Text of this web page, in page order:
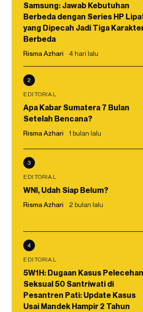
Samsung: Jawab Kebutuhan
Berbeda dengan Series HP
yang Dipecah Jadi Tiga
Berbeda
Risma Azhari 4 hari lalu
2
EDITORIAL
Apa Kabar Sumatera 7 Bulan
Setelah Bencana?
Risma Azhari 1 bulan lalu
3
EDITORIAL
WNI, Udah Siap Belum?
Risma Azhari 2 bulan lalu
4
EDITORIAL
5W1H: Dugaan Kasus Pelecehan
Seksual 50 Santriwati di
Pesantren Pati: Update Kasus
Usai Mandek Hampir 2 Tahun